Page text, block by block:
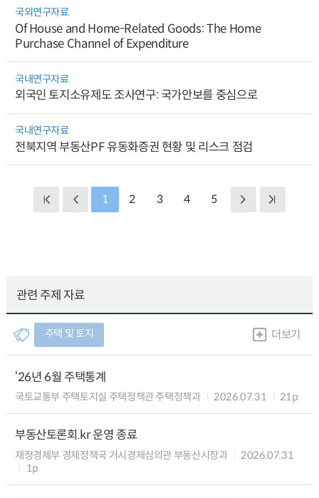
국외연구자료
Of House and Home-Related Goods: The Home
Purchase Channel of Expenditure
국내연구자료
외국인 토지소유제도 조사연구: 국가안보를 중심으로
국내연구자료
전북지역 부동산PF 유동화증권 현황 및 리스크 점검
1 2 3 4 5
관련 주제 자료
주택 및 토지 더보기
‘26년 6월 주택통계
국토교통부 주택토지실 주택정책관 주택정책과 2026.07.31 21p
부동산토론회.kr 운영 종료
재정경제부 경제정책국 거시경제심의관 부동산시장과
2026.07.31
1p